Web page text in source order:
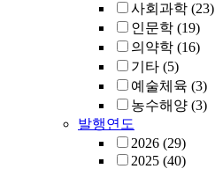
사회과학 (23)
인문학 (19)
의약학 (16)
기타 (5)
예술체육 (3)
농수해양 (3)
발행연도
2026 (29)
2025 (40)